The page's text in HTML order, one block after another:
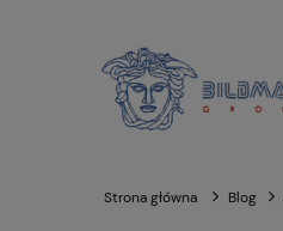
Strona główna Blog